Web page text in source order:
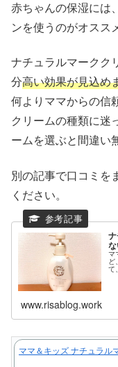
赤ちゃんの保湿には
ンを使うのがオスス
ナチュラルマークク
分高い効果が見込め
何よりママからの信
クリームの種類に迷
ームを選ぶと間違い
別の記事で口コミを
ください。
マ
ど
て
www.risablog.work
ママ＆キッズ ナチュラル